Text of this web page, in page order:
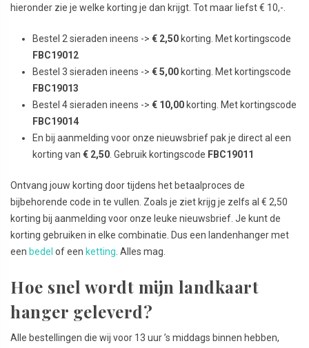
hieronder zie je welke korting je dan krijgt. Tot maar liefst € 10,-.
Bestel 2 sieraden ineens -> € 2,50 korting. Met kortingscode
FBC19012
Bestel 3 sieraden ineens -> € 5,00 korting. Met kortingscode
FBC19013
Bestel 4 sieraden ineens -> € 10,00 korting. Met kortingscode
FBC19014
En bij aanmelding voor onze nieuwsbrief pak je direct al een
korting van € 2,50 . Gebruik kortingscode FBC19011
Ontvang jouw korting door tijdens het betaalproces de
bijbehorende code in te vullen. Zoals je ziet krijg je zelfs al € 2,50
korting bij aanmelding voor onze leuke nieuwsbrief. Je kunt de
korting gebruiken in elke combinatie. Dus een landenhanger met
een bedel of een ketting . Alles mag.
Hoe snel wordt mijn landkaart
hanger geleverd?
Alle bestellingen die wij voor 13 uur ’s middags binnen hebben,